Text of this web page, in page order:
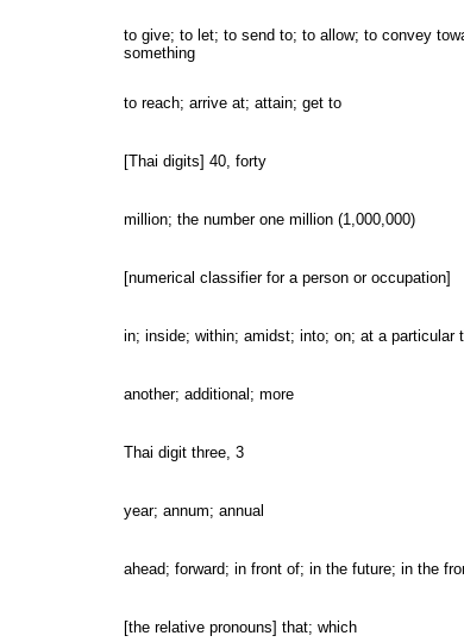
to give; to let; to send to; to allow; to convey
something
to reach; arrive at; attain; get to
[Thai digits] 40, forty
million; the number one million (1,000,000)
[numerical classifier for a person or occupation]
in; inside; within; amidst; into; on; at a particular
another; additional; more
Thai digit three, 3
year; annum; annual
ahead; forward; in front of; in the future; in the
[the relative pronouns] that; which